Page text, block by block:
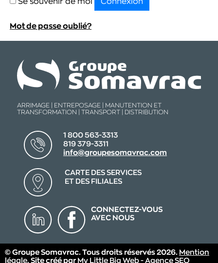
Mot de passe oublié?
ARRIMAGE | ENTREPOSAGE | MANUTENTION ET
TRANSFORMATION | TRANSPORT | DISTRIBUTION
1 800 563-3313
819 379-3311
info@groupesomavrac.com
CARTE DES SERVICES
ET DES FILIALES
CONNECTEZ-VOUS
AVEC NOUS
© Groupe Somavrac. Tous droits réservés 2026. Mention
légale. Site créé par My Little Big Web - Agence SEO